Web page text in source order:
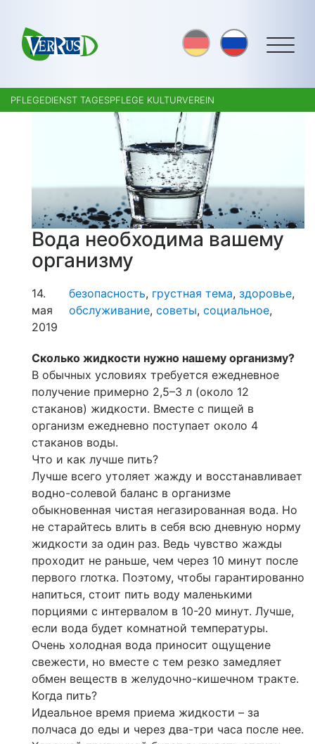
PFLEGEDIENST TAGESPFLEGE KULTURVEREIN
Вода необходима вашему
организму
14.
мая
2019
безопасность, грустная тема, здоровье,
обслуживание, советы, социальное,
Сколько жидкости нужно нашему организму?
В обычных условиях требуется ежедневное
получение примерно 2,5–3 л (около 12
стаканов) жидкости. Вместе с пищей в
организм ежедневно поступает около 4
стаканов воды.
Что и как лучше пить?
Лучше всего утоляет жажду и восстанавливает
водно-солевой баланс в организме
обыкновенная чистая негазированная вода. Но
не старайтесь влить в себя всю дневную норму
жидкости за один раз. Ведь чувство жажды
проходит не раньше, чем через 10 минут после
первого глотка. Поэтому, чтобы гарантированно
напиться, стоит пить воду маленькими
порциями с интервалом в 10-20 минут. Лучше,
если вода будет комнатной температуры.
Очень холодная вода приносит ощущение
свежести, но вместе с тем резко замедляет
обмен веществ в желудочно-кишечном тракте.
Когда пить?
Идеальное время приема жидкости – за
полчаса до еды и через два-три часа после нее.